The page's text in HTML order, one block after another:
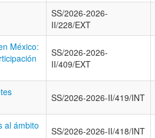
SS/2026-2026-
II/228/EXT
México:
SS/2026-2026-
II/409/EXT
SS/2026-2026-II/419/INT
al ámbito
SS/2026-2026-II/418/INT